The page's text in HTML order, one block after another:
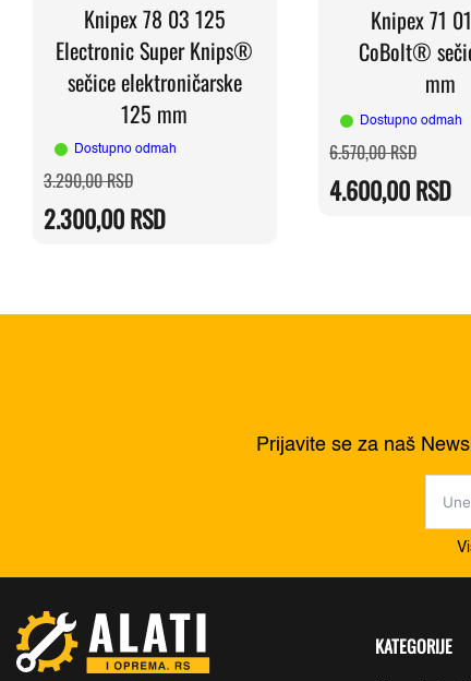
Knipex 78 03 125
Electronic Super Knips®
sečice elektroničarske
125 mm
Dostupno odmah
3.290,00RSDOriginalna
cena
bila:
3.290,00 RSD.
2.300,00RSD
Trenutna
cena
2.300,00 RSD.
Knipex 71
CoBolt®
mm
Dostupno odmah
6.570,00RSDcena
bila:
4.600,00RSD
Trenutna
cena
Prijavite se za naš
KATEGORIJE